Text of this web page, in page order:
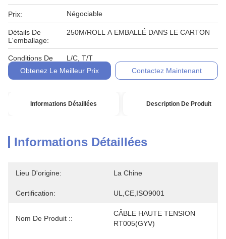
Prix: Négociable
Détails De
L'emballage:
250M/ROLL A EMBALLÉ DANS LE CARTON
Conditions De
Paiement:
L/C, T/T
Obtenez Le Meilleur Prix
Contactez Maintenant
Informations Détaillées Description De Produit
Informations Détaillées
Lieu D'origine: La Chine
Certification: UL,CE,ISO9001
Nom De Produit ::
CÂBLE HAUTE TENSION
RT005(GYV)